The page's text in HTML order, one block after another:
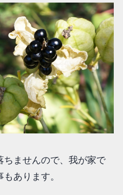
ちませんので、我が家で
あります。